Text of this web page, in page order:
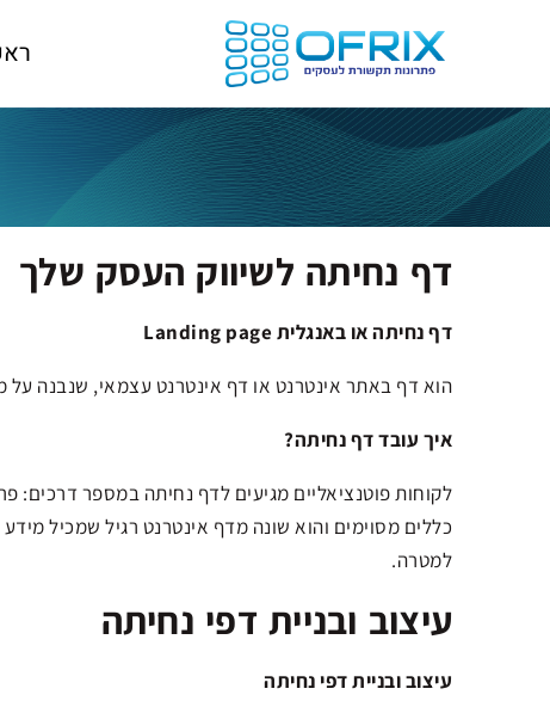
דף נחיתה לשיווק העסק שלך
דף נחיתה או באנגלית Landing page
הוא דף באתר אינטרנט או דף אינטרנט עצמאי, שנבנה על
איך עובד דף נחיתה?
לקוחות פוטנציאליים מגיעים לדף נחיתה במספר דרכים:
כללים מסוימים והוא שונה מדף אינטרנט רגיל שמכיל
למטרה.
עיצוב ובניית דפי נחיתה
עיצוב ובניית דפי נחיתה